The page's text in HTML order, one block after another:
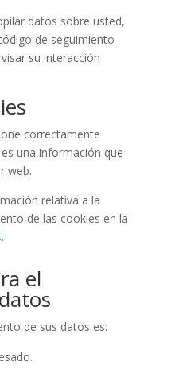
datos sobre usted,
de seguimiento
su interacción
correctamente
una información que
web.
relativa a la
de las cookies en la
.
el
de sus datos es: